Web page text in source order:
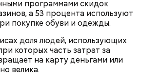
программами скидок
а 53 процента используют
покупке обуви и одежды.
доля людей, использующих
которых часть затрат за
на карту деньгами или
велика.
— долгосрочный продукт и
доходом может все что угодно,
иметь на счету. В
мы можем остаться без средств
все они пойдут на
Так делать не стоит, —